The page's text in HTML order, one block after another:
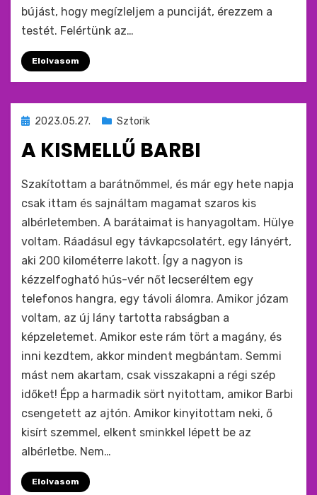
bújást, hogy megízleljem a punciját, érezzem a
testét. Felértünk az…
Elolvasom
Beküldve
:
2023.05.27. Sztorik
A KISMELLŰ BARBI
bymonkey
Szakítottam a barátnőmmel, és már egy hete napja
csak ittam és sajnáltam magamat szaros kis
albérletemben. A barátaimat is hanyagoltam. Hülye
voltam. Ráadásul egy távkapcsolatért, egy lányért,
aki 200 kilométerre lakott. Így a nagyon is
kézzelfogható hús-vér nőt lecseréltem egy
telefonos hangra, egy távoli álomra. Amikor józam
voltam, az új lány tartotta rabságban a
képzeletemet. Amikor este rám tört a magány, és
inni kezdtem, akkor mindent megbántam. Semmi
mást nem akartam, csak visszakapni a régi szép
időket! Épp a harmadik sört nyitottam, amikor Barbi
csengetett az ajtón. Amikor kinyitottam neki, ő
kisírt szemmel, elkent sminkkel lépett be az
albérletbe. Nem…
Elolvasom